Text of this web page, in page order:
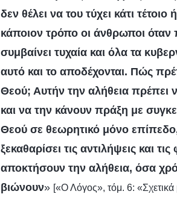
δεν θέλει να του τύχει κάτι
κάποιον τρόπο οι άνθρωποι
συμβαίνει τυχαία και όλα τα
αυτό και το αποδέχονται. Πώς
Θεού; Αυτήν την αλήθεια πρέπει
και να την κάνουν πράξη με
Θεού σε θεωρητικό μόνο
ξεκαθαρίσει τις αντιλήψεις και
αποκτήσουν την αλήθεια, όσα
βιώνουν» [«Ο Λόγος», τόμ. 6: «Σχετικά